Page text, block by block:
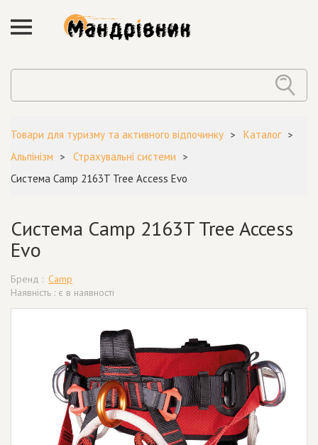
Товари для туризму та активного відпочинку
Каталог
Альпінізм
Страхувальні системи
Система Camp 2163T Tree Access Evo
Система Camp 2163T Tree Access
Evo
Бренд : Camp
Наявність : є в наявності